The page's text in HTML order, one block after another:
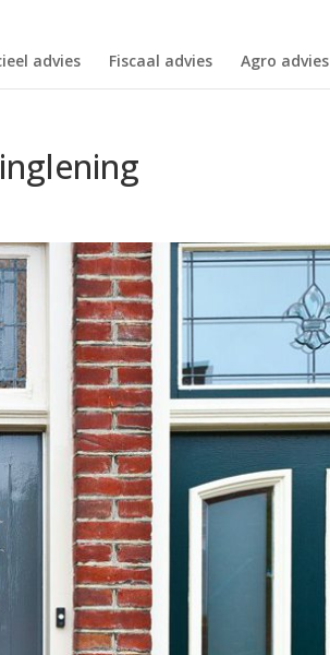
advies Fiscaal advies Agro advies